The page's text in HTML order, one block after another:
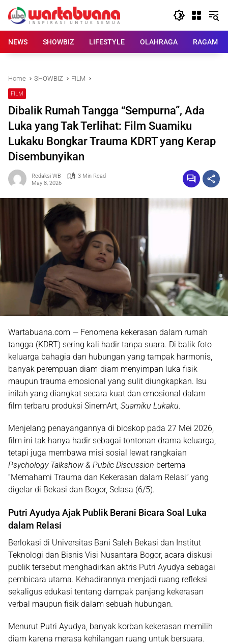
content
NEWS
SHOWBIZ LIFESTYLE OLAHRAGA RAGAM
Home SHOWBIZ FILM
FILM
Dibalik Rumah Tangga “Sempurna”, Ada
Luka yang Tak Terlihat: Film Suamiku
Lukaku Bongkar Trauma KDRT yang Kerap
Disembunyikan
Redaksi WB
3 Min Read
May 8, 2026
Wartabuana.com — Fenomena kekerasan dalam rumah
tangga (KDRT) sering kali hadir tanpa suara. Di balik foto
keluarga bahagia dan hubungan yang tampak harmonis,
banyak perempuan diam-diam menyimpan luka fisik
maupun trauma emosional yang sulit diungkapkan. Isu
inilah yang diangkat secara kuat dan emosional dalam
film terbaru produksi SinemArt, Suamiku Lukaku.
Menjelang penayangannya di bioskop pada 27 Mei 2026,
film ini tak hanya hadir sebagai tontonan drama keluarga,
tetapi juga membawa misi sosial lewat rangkaian
Psychology Talkshow & Public Discussion bertema
“Memahami Trauma dan Kekerasan dalam Relasi” yang
digelar di Bekasi dan Bogor, Selasa (6/5).
Putri Ayudya Ajak Publik Berani Bicara Soal Luka
dalam Relasi
Berlokasi di Universitas Bani Saleh Bekasi dan Institut
Teknologi dan Bisnis Visi Nusantara Bogor, acara diskusi
publik tersebut menghadirkan aktris Putri Ayudya sebagai
pembicara utama. Kehadirannya menjadi ruang refleksi
sekaligus edukasi tentang dampak panjang kekerasan
verbal maupun fisik dalam sebuah hubungan.
Menurut Putri Ayudya, banyak korban kekerasan memilih
diam karena merasa kehilangan ruang untuk bersuara.